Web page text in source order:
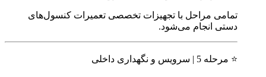
تمامی مراحل با تجهیزات تخصصی تعمیرات کنسول‌های
دستی انجام می‌شود.
⭐ مرحله 5 | سرویس و نگهداری داخلی